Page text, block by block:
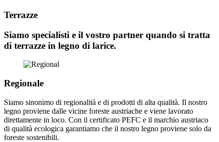
Terrazze
Siamo specialisti e il vostro partner quando si tratta
di terrazze in legno di larice.
Regionale
Siamo sinonimo di regionalità e di prodotti di alta qualità. Il nostro
legno proviene dalle vicine foreste austriache e viene lavorato
direttamente in loco. Con il certificato PEFC e il marchio austriaco
di qualità ecologica garantiamo che il nostro legno proviene solo da
foreste sostenibili.